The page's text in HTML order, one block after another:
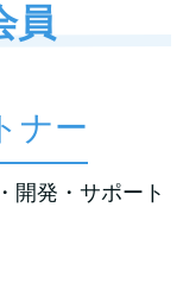
員
ナー
開発・サポート